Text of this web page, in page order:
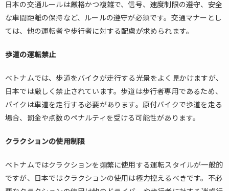
日本の交通ルールは厳格かつ複雑で、信号、速度制限の遵守、安全
な車間距離の保持など、ルールの遵守が必須です。交通マナーとし
ては、他の運転者や歩行者に対する配慮が求められます。
歩道の運転禁止
ベトナムでは、歩道をバイクが走行する光景をよく見かけますが、
日本では厳しく禁止されています。歩道は歩行者専用であるため、
バイクは車道を走行する必要があります。原付バイクで歩道を走る
場合、罰金や点数のペナルティを受ける可能性があります。
クラクションの使用制限
ベトナムではクラクションを頻繁に使用する運転スタイルが一般的
ですが、日本ではクラクションの使用は極力控えるべきです。不必